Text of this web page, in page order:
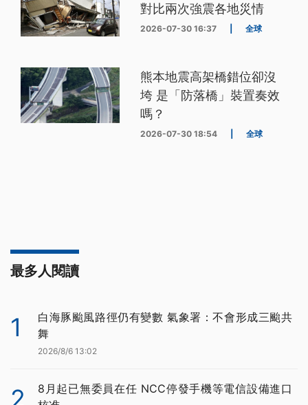
對比兩次強震各地災情
2026-07-30 16:37 全球
熊本地震高架橋錯位卻沒
垮 是「防落橋」裝置奏效
嗎？
2026-07-30 18:54 全球
最多人閱讀
1
白海豚颱風路徑仍有變數 氣象署：不會形成三颱共
舞
2026/8/6 13:02
2
8月起已無委員在任 NCC停發手機等電信設備進口